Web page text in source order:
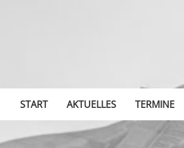
START AKTUELLES TERMINE